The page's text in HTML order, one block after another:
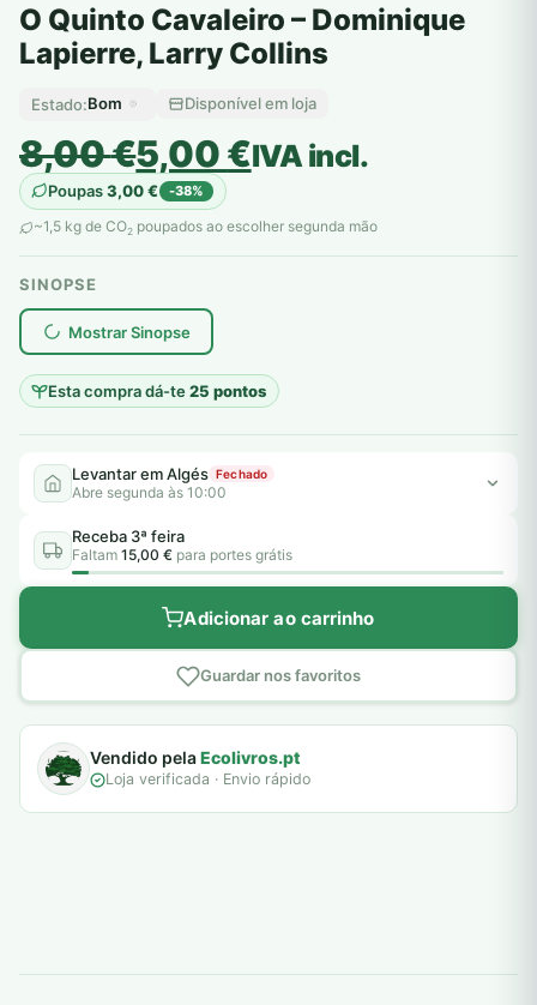
O Quinto Cavaleiro – Dominique
Lapierre, Larry Collins
Estado:Bom Disponível em loja
8,00€
O
preço
original
era:
8,00 €.
5,00€
O
preço
atual
é:
5,00 €.
IVA incl.
Poupas3,00€ -38%
~1,5 kg de CO2 poupados ao escolher segunda mão
SINOPSE
Mostrar Sinopse
Esta compra dá-te25 pontos
plantar árvores reais
Levantar em Algés Fechado
Abre segunda às 10:00
Receba 3ª feira
Faltam 15,00 € para portes grátis
Adicionar ao carrinho
Guardar nos favoritos
Vendido pelaEcolivros.pt
Loja verificada · Envio rápido